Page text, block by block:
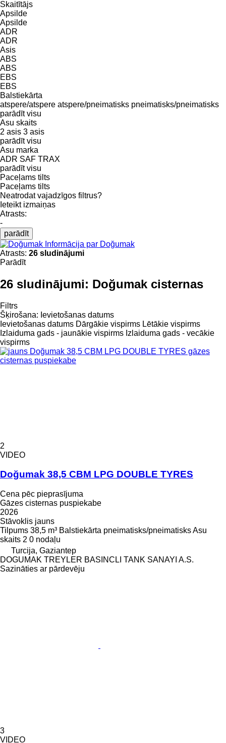
Skaitītājs
Apsilde
Apsilde
ADR
ADR
Asis
ABS
ABS
EBS
EBS
Balstiekārta
atspere/atspere atspere/pneimatisks pneimatisks/pneimatisks
parādīt visu
Asu skaits
2 asis 3 asis
parādīt visu
Asu marka
ADR SAF TRAX
parādīt visu
Paceļams tilts
Paceļams tilts
Neatrodat vajadzīgos filtrus?
Ieteikt izmaiņas
Atrasts:
-
parādīt
Informācija par Doğumak
Atrasts: 26 sludinājumi
Parādīt
26 sludinājumi: Doğumak cisternas
Filtrs
Šķirošana: Ievietošanas datums
Ievietošanas datums Dārgākie vispirms Lētākie vispirms
Izlaiduma gads - jaunākie vispirms Izlaiduma gads - vecākie
vispirms
2
VIDEO
Doğumak 38,5 CBM LPG DOUBLE TYRES
Cena pēc pieprasījuma
Gāzes cisternas puspiekabe
2026
Stāvoklis jauns
Tilpums 38,5 m³ Balstiekārta pneimatisks/pneimatisksAsu
skaits 2 0 nodaļu
Turcija, Gaziantep
DOGUMAK TREYLER BASINCLI TANK SANAYI A.S.
Sazināties ar pārdevēju
3
VIDEO